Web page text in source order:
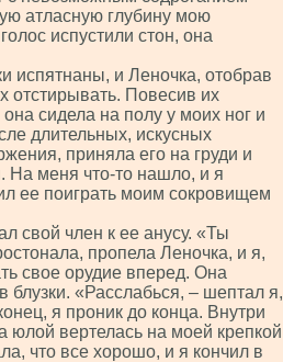
атласную глубину мою
испустили стон, она
испятнаны, и Леночка, отобрав
отстирывать. Повесив их
сидела на полу у моих ног и
длительных, искусных
приняла его на груди и
На меня что-то нашло, и я
ее поиграть моим сокровищем
свой член к ее анусу. «Ты
пропела Леночка, и я,
свое орудие вперед. Она
блузки. «Расслабься, – шептал я,
я проник до конца. Внутри
юлой вертелась на моей крепкой
что все хорошо, и я кончил в